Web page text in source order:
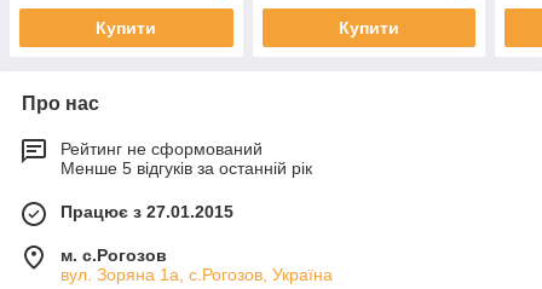
Купити Купити
Про нас
Рейтинг не сформований
Менше 5 відгуків за останній рік
Працює з 27.01.2015
м. с.Рогозов
вул. Зоряна 1а, с.Рогозов, Україна